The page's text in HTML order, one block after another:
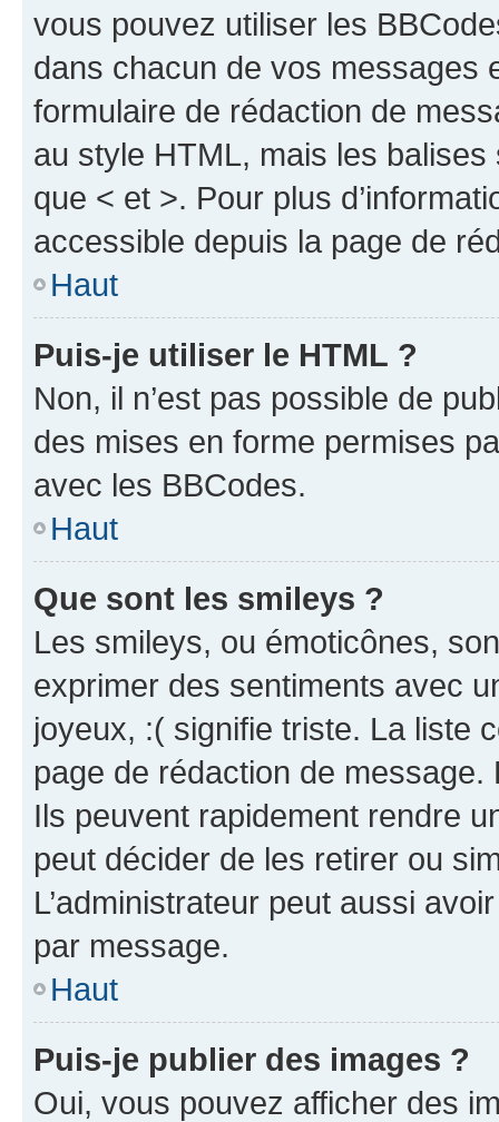
vous pouvez utiliser les
dans chacun de vos messages
formulaire de rédaction de
au style HTML, mais les
que < et >. Pour plus
accessible depuis la page de
Haut
Puis-je utiliser le HTML ?
Non, il n’est pas possible de
des mises en forme permises
avec les BBCodes.
Haut
Que sont les smileys ?
Les smileys, ou émoticônes,
exprimer des sentiments avec
joyeux, :( signifie triste. La liste
page de rédaction de
Ils peuvent rapidement rendre
peut décider de les retirer ou
L’administrateur peut aussi
par message.
Haut
Puis-je publier des images ?
Oui, vous pouvez afficher des